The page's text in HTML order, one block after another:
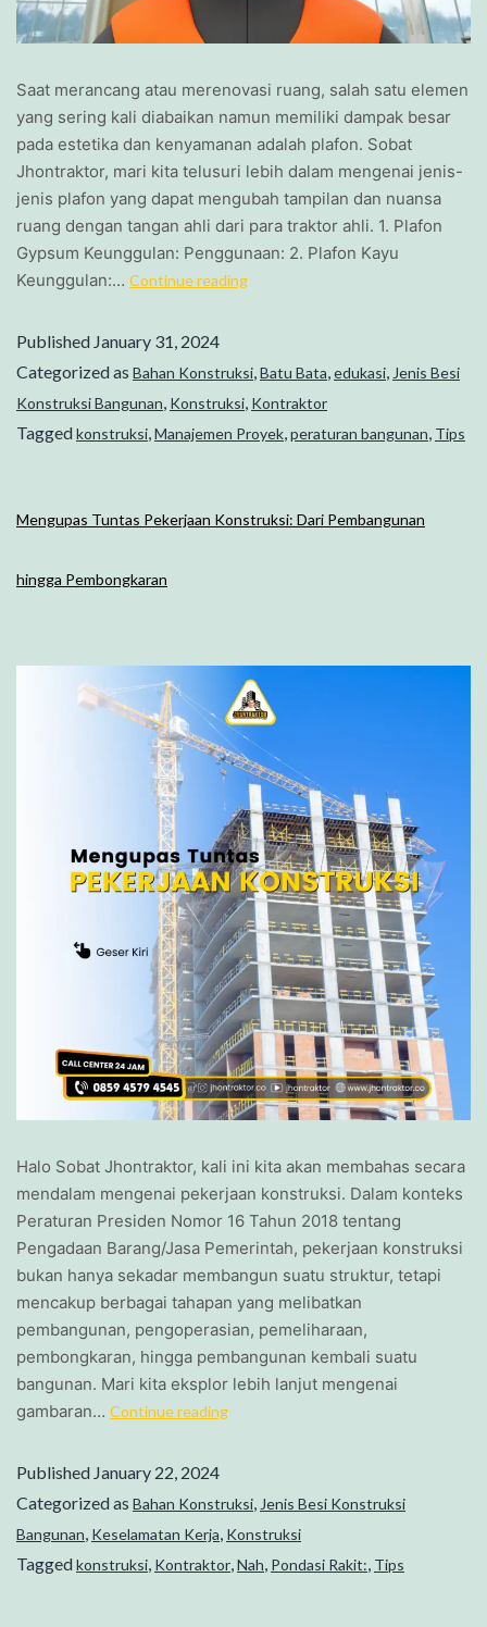
Saat merancang atau merenovasi ruang, salah satu elemen
yang sering kali diabaikan namun memiliki dampak besar
pada estetika dan kenyamanan adalah plafon. Sobat
Jhontraktor, mari kita telusuri lebih dalam mengenai jenis-
jenis plafon yang dapat mengubah tampilan dan nuansa
ruang dengan tangan ahli dari para traktor ahli. 1. Plafon
Gypsum Keunggulan: Penggunaan: 2. Plafon Kayu
Keunggulan:… Continue reading
Published January 31, 2024
Categorized as Bahan Konstruksi,Batu Bata,edukasi,Jenis Besi
Konstruksi Bangunan, Konstruksi, Kontraktor
Taggedkonstruksi,Manajemen Proyek,peraturan bangunan, Tips
Mengupas Tuntas Pekerjaan Konstruksi: Dari Pembangunan
hingga Pembongkaran
Halo Sobat Jhontraktor, kali ini kita akan membahas secara
mendalam mengenai pekerjaan konstruksi. Dalam konteks
Peraturan Presiden Nomor 16 Tahun 2018 tentang
Pengadaan Barang/Jasa Pemerintah, pekerjaan konstruksi
bukan hanya sekadar membangun suatu struktur, tetapi
mencakup berbagai tahapan yang melibatkan
pembangunan, pengoperasian, pemeliharaan,
pembongkaran, hingga pembangunan kembali suatu
bangunan. Mari kita eksplor lebih lanjut mengenai
gambaran… Continue reading
Published January 22, 2024
Categorized as Bahan Konstruksi,Jenis Besi Konstruksi
Bangunan, Keselamatan Kerja, Konstruksi
Taggedkonstruksi, Kontraktor,Nah, Pondasi Rakit:, Tips